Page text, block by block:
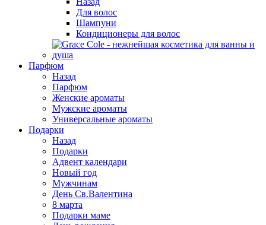
Для волос
Шампуни
Кондиционеры для волос
Парфюм
Назад
Парфюм
Женские ароматы
Мужские ароматы
Универсальные ароматы
Подарки
Назад
Подарки
Адвент календари
Новый год
Мужчинам
День Св.Валентина
8 марта
Подарки маме